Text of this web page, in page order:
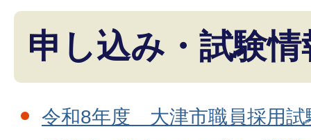
申し込み・試験情
令和8年度 大津市職員採用試